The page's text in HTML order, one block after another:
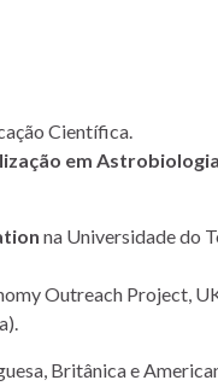
Científica.
em
na Universidade do
Outreach Project,
Britânica e